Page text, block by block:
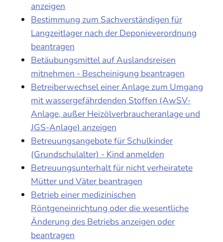
anzeigen
Bestimmung zum Sachverständigen für
Langzeitlager nach der Deponieverordnung
beantragen
Betäubungsmittel auf Auslandsreisen
mitnehmen - Bescheinigung beantragen
Betreiberwechsel einer Anlage zum Umgang
mit wassergefährdenden Stoffen (AwSV-
Anlage, außer Heizölverbraucheranlage und
JGS-Anlage) anzeigen
Betreuungsangebote für Schulkinder
(Grundschulalter) - Kind anmelden
Betreuungsunterhalt für nicht verheiratete
Mütter und Väter beantragen
Betrieb einer medizinischen
Röntgeneinrichtung oder die wesentliche
Änderung des Betriebs anzeigen oder
beantragen